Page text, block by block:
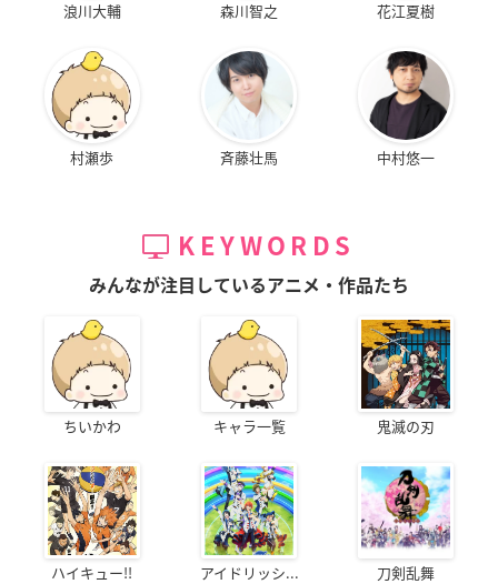
浪川大輔 森川智之 花江夏樹
村瀬歩 斉藤壮馬 中村悠一
KEYWORDS
みんなが注目しているアニメ・作品たち
ちいかわ キャラ一覧 鬼滅の刃
ハイキュー!! アイドリッシ... 刀剣乱舞